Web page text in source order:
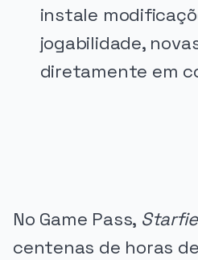
instale
jogabilidade,
diretamente em
No Game Pass,
centenas de horas